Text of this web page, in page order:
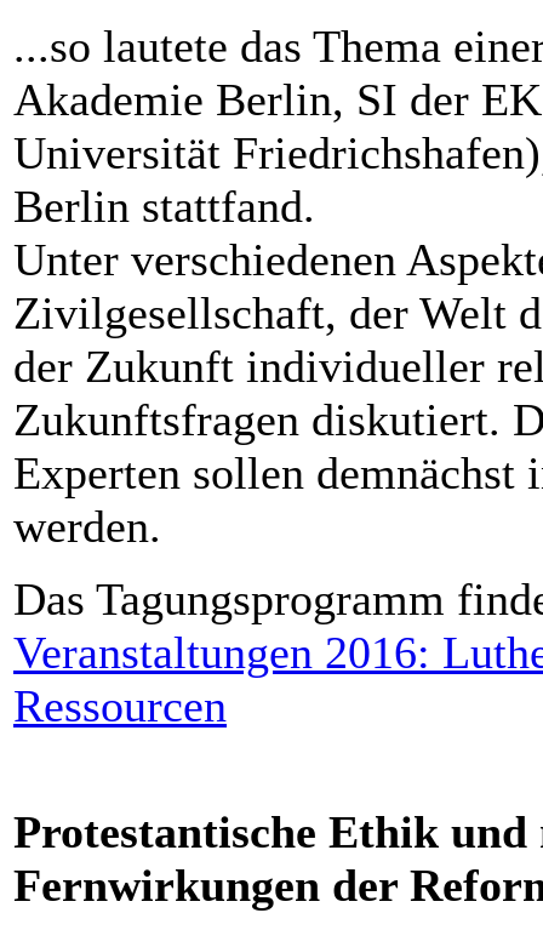
...so lautete das Thema
Akademie Berlin, SI der
Universität
Berlin stattfand.
Unter verschiedenen
Zivilgesellschaft, der Welt
der Zukunft individueller
Zukunftsfragen diskutiert.
Experten sollen
werden.
Das Tagungsprogramm
Veranstaltungen 2016:
Ressourcen
Protestantische Ethik
Fernwirkungen der